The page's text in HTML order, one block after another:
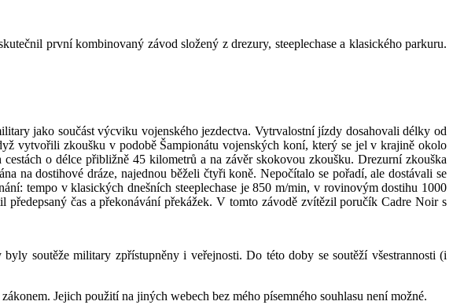
první kombinovaný závod složený z drezury, steeplechase a klasického parkuru.
jako součást výcviku vojenského jezdectva. Vytrvalostní jízdy dosahovali délky od
vytvořili zkoušku v podobě Šampionátu vojenských koní, který se jel v krajině okolo
o délce přibližně 45 kilometrů a na závěr skokovou zkoušku. Drezurní zkouška
na dostihové dráze, najednou běželi čtyři koně. Nepočítalo se pořadí, ale dostávali se
tempo v klasických dnešních steeplechase je 850 m/min, v rovinovým dostihu 1000
čas a překonávání překážek. V tomto závodě zvítězil poručík Cadre Noir s
soutěže military zpřístupněny i veřejnosti. Do této doby se soutěží všestrannosti (i
Jejich použití na jiných webech bez mého písemného souhlasu není možné.